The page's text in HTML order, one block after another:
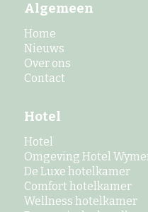
Algemeen
Home
Nieuws
Over ons
Contact
Hotel
Hotel
Omgeving Hotel
De Luxe hotelkamer
Comfort hotelkamer
Wellness hotelkamer